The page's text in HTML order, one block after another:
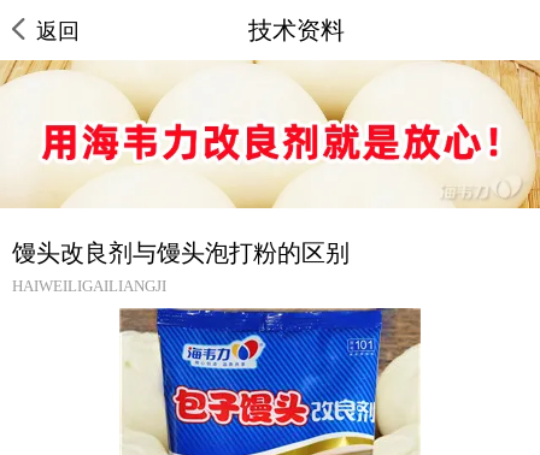
返回 技术资料
馒头改良剂与馒头泡打粉的区别
HAIWEILIGAILIANGJI